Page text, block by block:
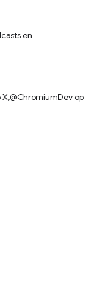
en
op